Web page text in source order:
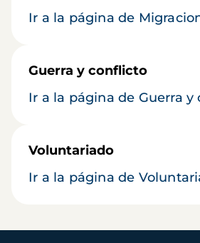
Ir a la página de
Guerra y conflicto
Ir a la página de Guerra y
Voluntariado
Ir a la página de